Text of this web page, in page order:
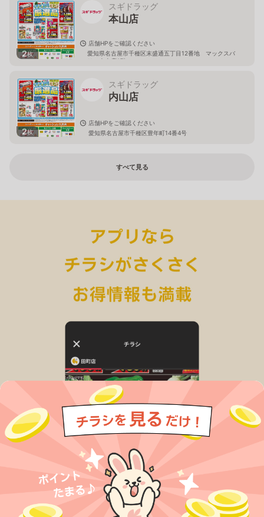
2枚
スギドラッグ
本山店
店舗HPをご確認ください
愛知県名古屋市千種区末盛通五丁目12番地 マックスバ
リュ本山店2階
2枚
スギドラッグ
内山店
店舗HPをご確認ください
愛知県名古屋市千種区豊年町14番4号
すべて見る